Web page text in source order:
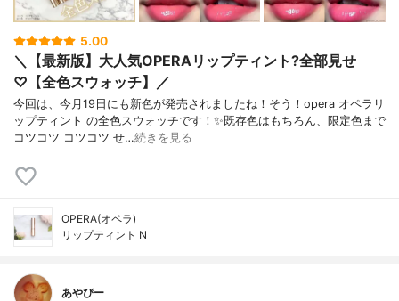
5.00
＼【最新版】大人気OPERAリップティント?全部見せ
♡【全色スウォッチ】／
今回は、今月19日にも新色が発売されましたね！そう！opera オペラリ
ップティント の全色スウォッチです！✨既存色はもちろん、限定色まで
コツコツ コツコツ せ…続きを見る
OPERA(オペラ)
リップティント N
あやぴー